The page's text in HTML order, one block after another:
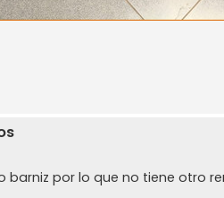
barniz por lo que no tiene otro